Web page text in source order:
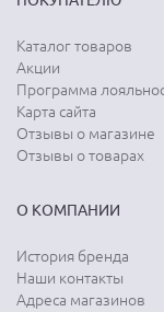
Каталог товаров
Акции
Программа
Карта сайта
Отзывы о магазине
Отзывы о товарах
О КОМПАНИИ
История бренда
Наши контакты
Адреса магазинов